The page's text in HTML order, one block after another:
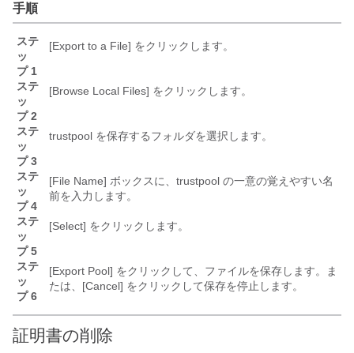
手順
ステ
ッ
プ 1
[Export to a File] をクリックします。
ステ
ッ
プ 2
[Browse Local Files] をクリックします。
ステ
ッ
プ 3
trustpool を保存するフォルダを選択します。
ステ
ッ
プ 4
[File Name] ボックスに、trustpool の一意の覚えやすい名
前を入力します。
ステ
ッ
プ 5
[Select] をクリックします。
ステ
ッ
プ 6
[Export Pool] をクリックして、ファイルを保存します。ま
たは、[Cancel] をクリックして保存を停止します。
証明書の削除